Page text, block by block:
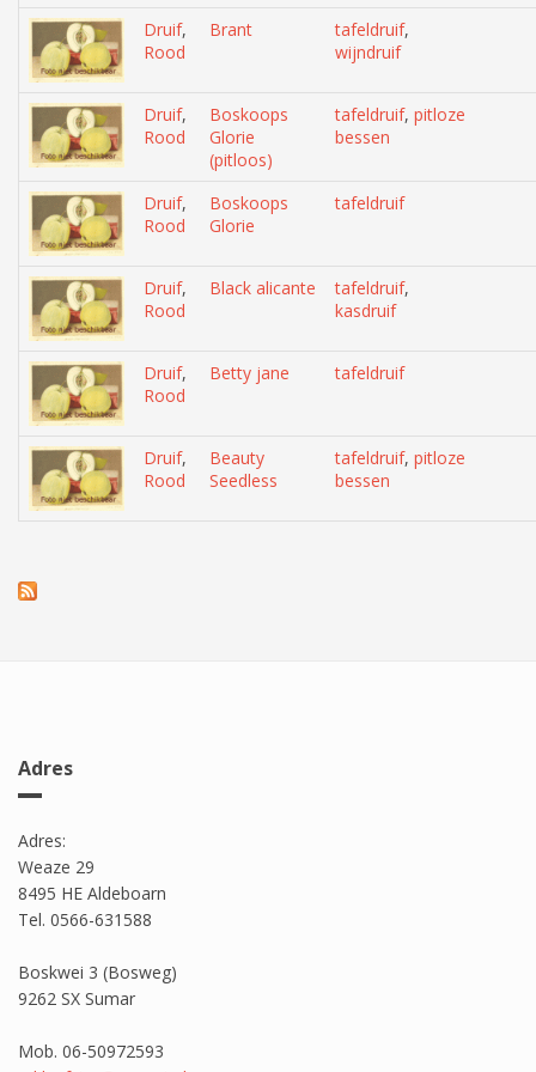
Druif,
Rood
Brant tafeldruif,
wijndruif
Druif,
Rood
Boskoops
Glorie
(pitloos)
tafeldruif, pitloze
bessen
Druif,
Rood
Boskoops
Glorie
tafeldruif
Druif,
Rood
Black alicante tafeldruif,
kasdruif
Druif,
Rood
Betty jane tafeldruif
Druif,
Rood
Beauty
Seedless
tafeldruif, pitloze
bessen
Adres
Adres:
Weaze 29
8495 HE Aldeboarn
Tel. 0566-631588
Boskwei 3 (Bosweg)
9262 SX Sumar
Mob. 06-50972593